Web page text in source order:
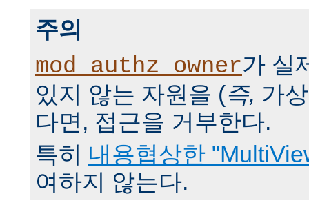
주의
mod_authz_owner가 실
있지 않는 자원을 (즉, 가
다면, 접근을 거부한다.
특히 내용협상한
여하지 않는다.